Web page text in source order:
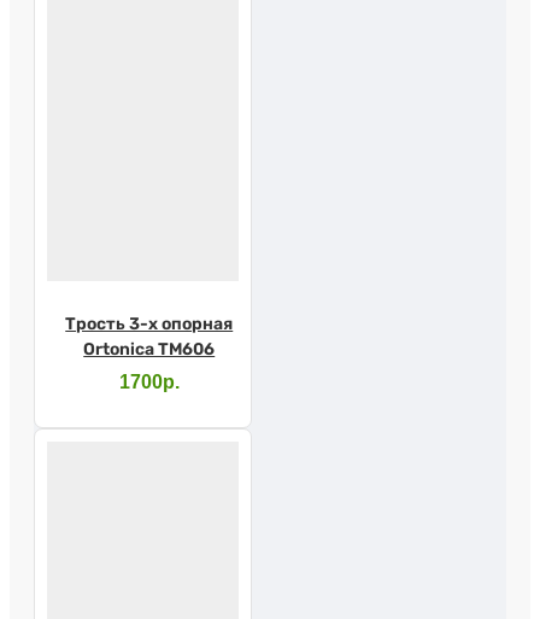
Трость 3-х опорная
Ortonica TM606
1700р.